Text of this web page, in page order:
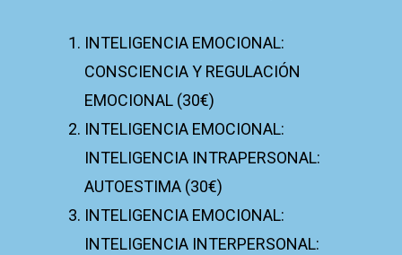
INTELIGENCIA EMOCIONAL:
CONSCIENCIA Y REGULACIÓN
EMOCIONAL (30€)
INTELIGENCIA EMOCIONAL:
INTELIGENCIA INTRAPERSONAL:
AUTOESTIMA (30€)
INTELIGENCIA EMOCIONAL:
INTELIGENCIA INTERPERSONAL: